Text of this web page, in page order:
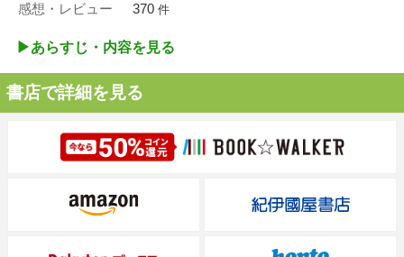
感想・レビュー 370 件
▶︎あらすじ・内容を見る
書店で詳細を見る